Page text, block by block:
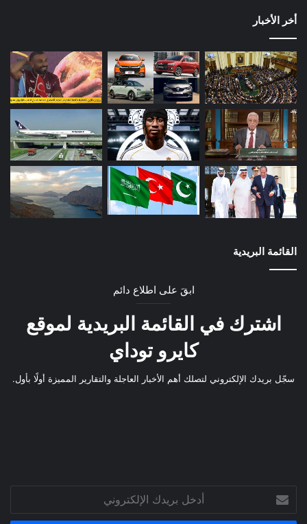
أخر الأخبار
القائمة البريدية
ابقَ على اطلاع دائم
اشترك في القائمة البريدية لموقع
كايرو توداي
سجّل بريدك الإلكتروني لتصلك أهم الأخبار العاجلة والتقارير المميزة أولًا بأول.
بريدك
الإلكتروني